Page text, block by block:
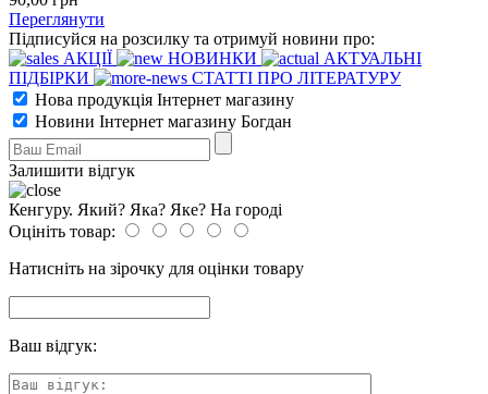
Переглянути
Підписуйся на розсилку та отримуй новини про:
АКЦІЇ
НОВИНКИ
АКТУАЛЬНІ
ПІДБІРКИ
СТАТТІ ПРО ЛІТЕРАТУРУ
Нова продукція Інтернет магазину
Новини Інтернет магазину Богдан
Залишити відгук
Кенгуру. Який? Яка? Яке? На городі
Оцініть товар:
Натисніть на зірочку для оцінки товару
Ваш відгук: